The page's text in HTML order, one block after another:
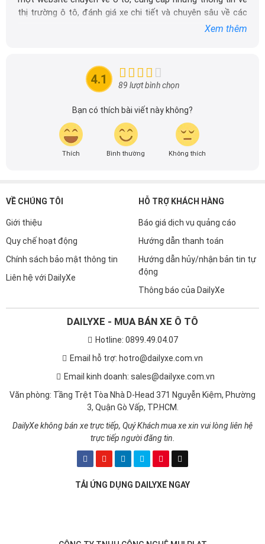
thị trường ô tô, đánh giá xe chi tiết và chuyên sâu về các
đầu cho những người yêu thích ô tô tại Việt Nam. Hãy
theo dõi tôi để cập nhật thông tin về thị trường ô tô
Xem thêm
4.1 89 lượt bình chọn
Bạn có thích bài viết này không?
Thích Bình thường Không thích
VỀ CHÚNG TÔI
Giới thiệu
Quy chế hoạt động
Chính sách bảo mật thông tin
Liên hệ với DailyXe
HỖ TRỢ KHÁCH HÀNG
Báo giá dịch vụ quảng cáo
Hướng dẫn thanh toán
Hướng dẫn hủy/nhận bản tin tự
động
Thông báo của DailyXe
DAILYXE - MUA BÁN XE Ô TÔ
Hotline: 0899.49.04.07
Email hỗ trợ: hotro@dailyxe.com.vn
Email kinh doanh: sales@dailyxe.com.vn
Văn phòng: Tầng Trệt Tòa Nhà D-Head 371 Nguyễn Kiệm, Phường
3, Quận Gò Vấp, TP.HCM.
DailyXe không bán xe trực tiếp, Quý Khách mua xe xin vui lòng liên hệ
trực tiếp người đăng tin.
TẢI ỨNG DỤNG DAILYXE NGAY